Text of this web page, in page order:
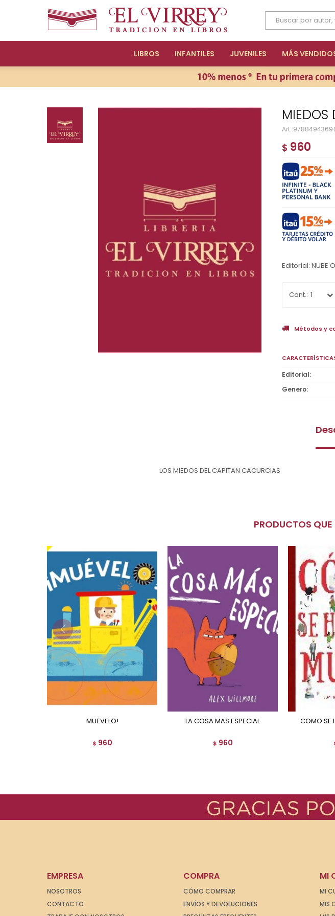
LIBROS INFANTILES JUVENILES MÁS
$ 960
Editorial: NUBE
1
Métodos y
Editorial
Genero
LOS MIEDOS DEL CAPITAN CACURCIAS
PRODUCTOS
MUEVELO!
$ 960
LA COSA MAS ESPECIAL
$ 960
COMO
EMPRESA
NOSOTROS
CONTACTO
COMPRA
CÓMO COMPRAR
ENVÍOS Y DEVOLUCIONES
MI
MI
MIS